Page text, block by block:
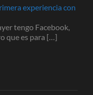
experiencia con
tengo Facebook,
que es para […]